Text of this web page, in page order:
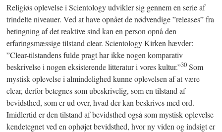
Religiøs oplevelse i Scientology udvikler sig gennem en serie af
trindelte niveauer. Ved at have opnået de nødvendige ”releases” fra
betingning af det reaktive sind kan en person opnå den
erfaringsmæssige tilstand clear. Scientology Kirken hævder:
”Clear-tilstandens fulde pragt har ikke nogen komparativ
beskrivelse i nogen eksisterende litteratur i vores kultur.”30 Som
mystisk oplevelse i almindelighed kunne oplevelsen af at være
clear, derfor betegnes som ubeskrivelig, som en tilstand af
bevidsthed, som er ud over, hvad der kan beskrives med ord.
Imidlertid er den tilstand af bevidsthed også som mystisk oplevelse
kendetegnet ved en ophøjet bevidsthed, hvor ny viden og indsigt er